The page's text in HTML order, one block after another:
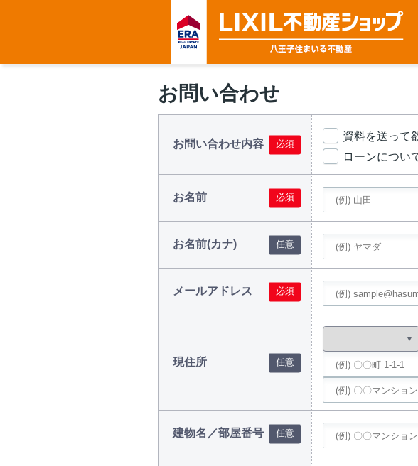
お問い合わせ
お問い合わせ内容
資料を送って
ローンについ
お名前
お名前(カナ)
メールアドレス
現住所
建物名／部屋番号